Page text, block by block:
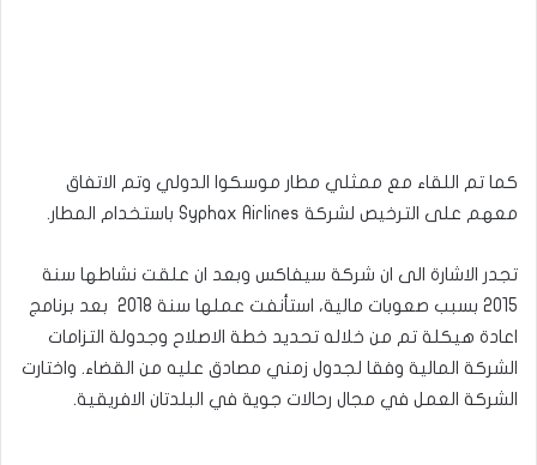
كما تم اللقاء مع ممثلي مطار موسكوا الدولي وتم الاتفاق
معهم على الترخيص لشركة Syphax Airlines باستخدام المطار.
تجدر الاشارة الى ان شركة سيفاكس وبعد ان علقت نشاطها سنة
2015 بسبب صعوبات مالية، استأنفت عملها سنة 2018 بعد برنامج
اعادة هيكلة تم من خلاله تحديد خطة الاصلاح وجدولة التزامات
الشركة المالية وفقا لجدول زمني مصادق عليه من القضاء. واختارت
الشركة العمل في مجال رحالات جوية في البلدتان الافريقية.